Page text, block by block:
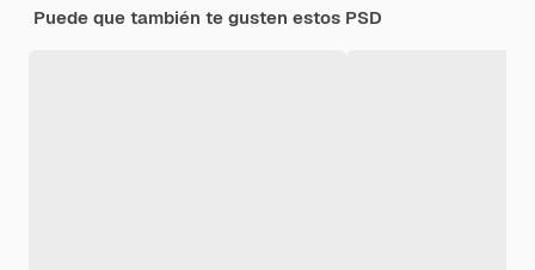
Puede que también te gusten estos PSD